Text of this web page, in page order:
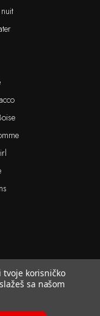
tvoje korisničko
sa našom